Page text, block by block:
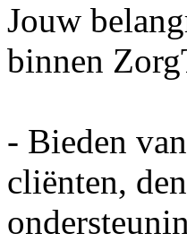
Jouw
binnen
- Bieden
cliënten,